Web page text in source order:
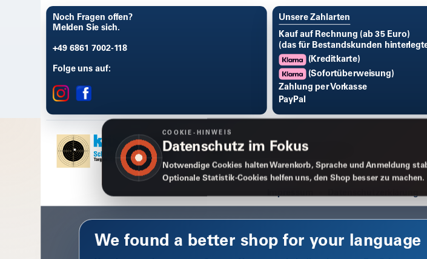
Noch Fragen offen?
Melden Sie sich.
+49 6861 7002-118
Folge uns auf:
Unsere Zahlarten
Kauf auf Rechnung (ab 35 Euro)
(das für Bestandskunden
(Kreditkarte)
(Sofortüberweisung)
Zahlung per Vorkasse
PayPal
Impressum Datenschutzerklärung
We found a better shop for your language
COOKIE-HINWEIS
Datenschutz im Fokus
Notwendige Cookies halten Warenkorb, Sprache und Anmeldung
Optionale Statistik-Cookies helfen uns, den Shop besser zu machen.